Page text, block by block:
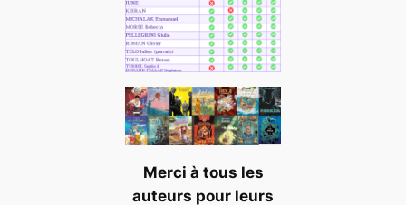
Merci à tous les
auteurs pour leurs